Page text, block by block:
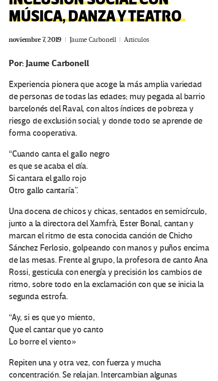
MÚSICA, DANZA Y TEATRO
noviembre 7, 2019 Jaume Carbonell Artículos
Por: Jaume Carbonell
Experiencia pionera que acoge la más amplia variedad
de personas de todas las edades; muy pegada al barrio
barcelonés del Raval, con altos índices de pobreza y
riesgo de exclusión social; y donde todo se aprende de
forma cooperativa.
“Cuando canta el gallo negro
es que se acaba el día.
Si cantara el gallo rojo
Otro gallo cantaría”.
Una docena de chicos y chicas, sentados en semicírculo,
junto a la directora del Xamfrà, Ester Bonal, cantan y
marcan el ritmo de esta conocida canción de Chicho
Sánchez Ferlosio, golpeando con manos y puños encima
de las mesas. Frente al grupo, la profesora de canto Ana
Rossi, gesticula con energía y precisión los cambios de
ritmo, sobre todo en la exclamación con que se inicia la
segunda estrofa.
“Ay, si es que yo miento,
Que el cantar que yo canto
Lo borre el viento»
Repiten una y otra vez, con fuerza y mucha
concentración. Se relajan. Intercambian algunas